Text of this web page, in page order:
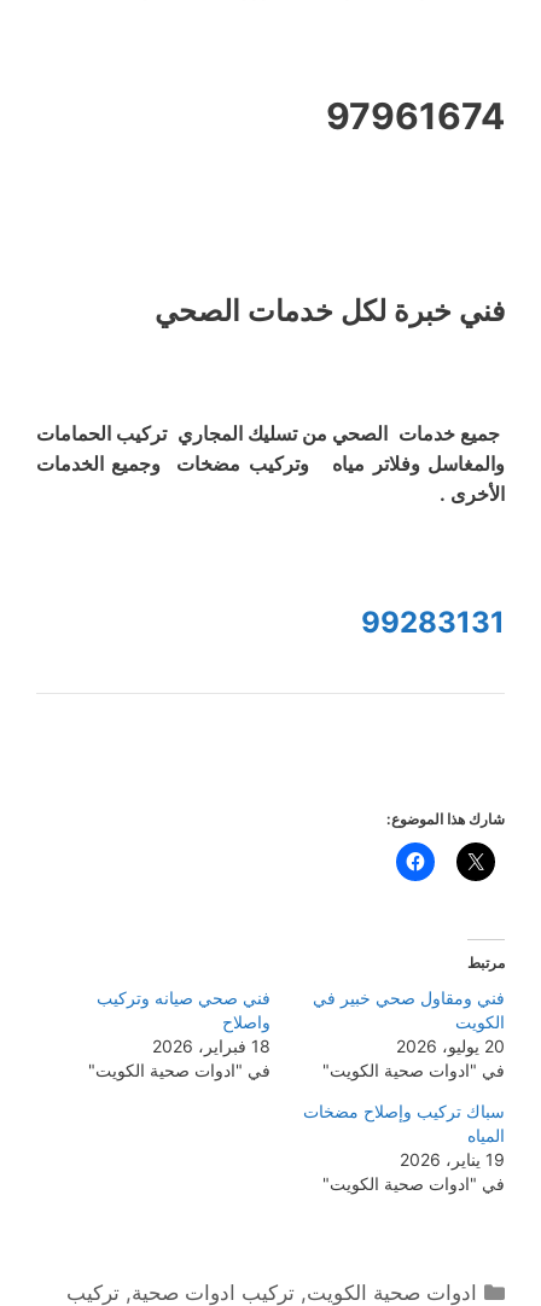
97961674
فني خبرة لكل خدمات الصحي
جميع خدمات الصحي من تسليك المجاري تركيب الحمامات
والمغاسل وفلاتر مياه وتركيب مضخات وجميع الخدمات
الأخرى .
99283131
شارك هذا الموضوع:
مرتبط
فني ومقاول صحي خبير في
الكويت
20 يوليو، 2026
في "ادوات صحية الكويت"
فني صحي صيانه وتركيب
واصلاح
18 فبراير، 2026
في "ادوات صحية الكويت"
سباك تركيب وإصلاح مضخات
المياه
19 يناير، 2026
في "ادوات صحية الكويت"
التصنيفات
ادوات صحية الكويت,تركيب ادوات صحية,تركيب